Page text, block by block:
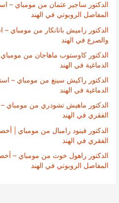
الدكتور ساجير عثمان من مومباي –
المفاصل الروبوتي في الهند
الدكتور راميش باتانكار من مومباي
والصرع في الهند
الدكتور كاوستوب ماهاجان من
الدماغية في الهند
الدكتور راكيش سينغ من مومباي –
الدماغية في الهند
الدكتور ماهيش تشودري من مومباي –
الفقري في الهند
الدكتور فينود رامبال من مومباي |
الفقري في الهند
الدكتور راهول خوت من مومباي –
المفاصل الروبوتي في الهند